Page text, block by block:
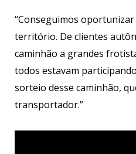
“Conseguimos
território. De clientes
caminhão a grandes
todos estavam
sorteio desse caminhão,
transportador.”